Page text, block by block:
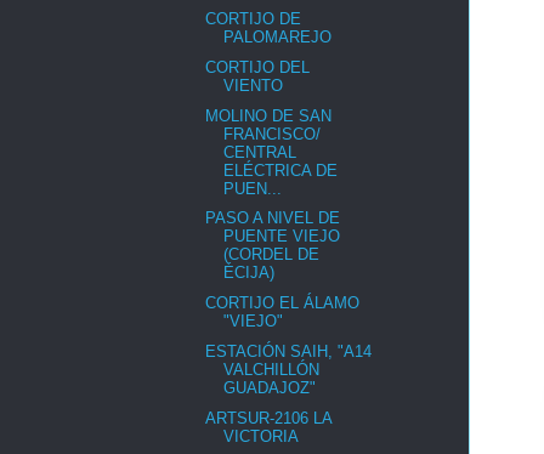
CORTIJO DE
PALOMAREJO
CORTIJO DEL
VIENTO
MOLINO DE SAN
FRANCISCO/
CENTRAL
ELÉCTRICA DE
PUEN...
PASO A NIVEL DE
PUENTE VIEJO
(CORDEL DE
ÉCIJA)
CORTIJO EL ÁLAMO
"VIEJO"
ESTACIÓN SAIH, "A14
VALCHILLÓN
GUADAJOZ"
ARTSUR-2106 LA
VICTORIA